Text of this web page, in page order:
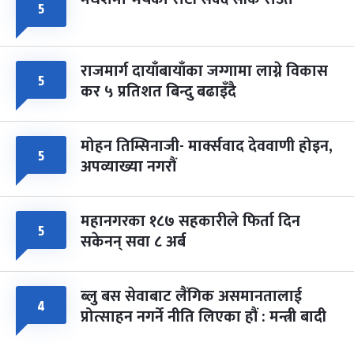
५
५ राजमार्ग दायाँबायाँका जग्गामा लाग्ने विकास
कर ५ प्रतिशत बिन्दु बढाइँदै
५ मोहन तिम्सिनाजी- मार्क्सवाद देववाणी होइन,
अपव्याख्या नगरौं
५ महानगरका १८७ सहकारीले फिर्ता दिन
सकेनन् सवा ८ अर्ब
४ ब्लु बस सेवाबाट लैंगिक असमानतालाई
प्रोत्साहन नगर्ने नीति लिएका हौं : मन्त्री बादी